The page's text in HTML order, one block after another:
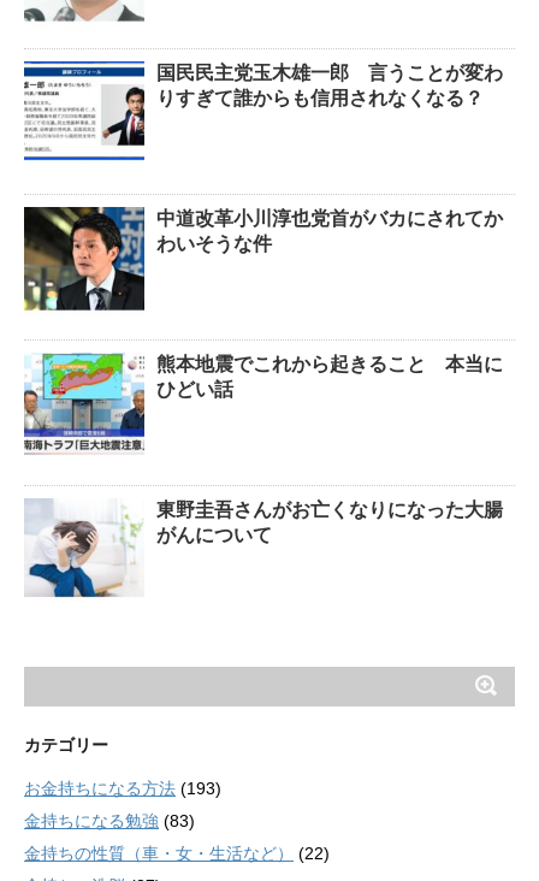
国民民主党玉木雄一郎 言うことが変わ
りすぎて誰からも信用されなくなる？
中道改革小川淳也党首がバカにされてか
わいそうな件
熊本地震でこれから起きること 本当に
ひどい話
東野圭吾さんがお亡くなりになった大腸
がんについて
カテゴリー
お金持ちになる方法 (193)
金持ちになる勉強 (83)
金持ちの性質（車・女・生活など）
(22)